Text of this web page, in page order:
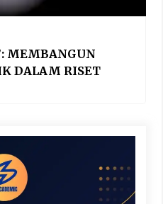
MEMBANGUN
DALAM RISET